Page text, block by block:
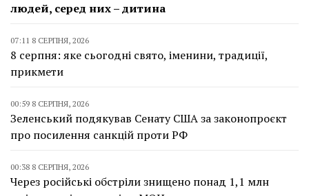
людей, серед них – дитина
07:11 8 СЕРПНЯ, 2026
8 серпня: яке сьогодні свято, іменини, традиції,
прикмети
00:59 8 СЕРПНЯ, 2026
Зеленський подякував Сенату США за законопроєкт
про посилення санкцій проти РФ
00:38 8 СЕРПНЯ, 2026
Через російські обстріли знищено понад 1,1 млн